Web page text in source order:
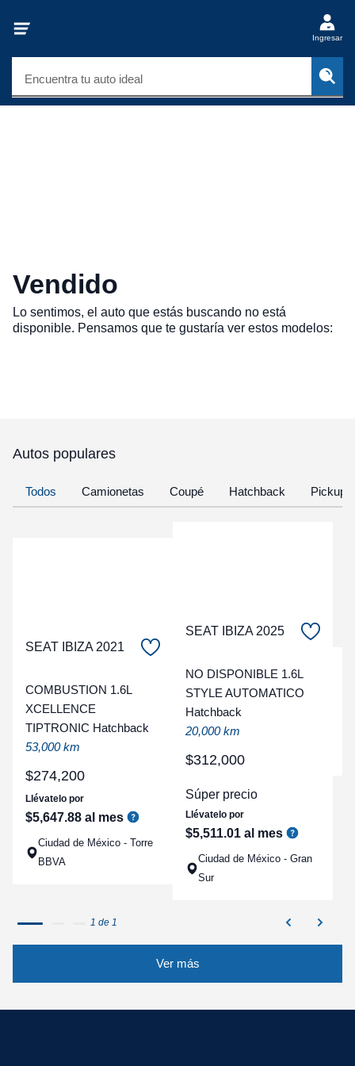
Ingresar
Encuentra tu auto ideal
Vendido
Lo sentimos, el auto que estás buscando no está
disponible. Pensamos que te gustaría ver estos modelos:
Autos populares
Todos Camionetas Coupé Hatchback Pickup
SEAT IBIZA 2021
COMBUSTION 1.6L
XCELLENCE
TIPTRONIC Hatchback
53,000 km
$274,200
Llévatelo por
$5,647.88 al mes
Ciudad de México - Torre
BBVA
SEAT IBIZA 2025
NO DISPONIBLE 1.6L
STYLE AUTOMATICO
Hatchback
20,000 km
$312,000
Súper precio
Llévatelo por
$5,511.01 al mes
Ciudad de México - Gran
Sur
1 de 1
Ver más